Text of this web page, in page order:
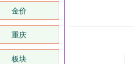
金价
重庆
板块